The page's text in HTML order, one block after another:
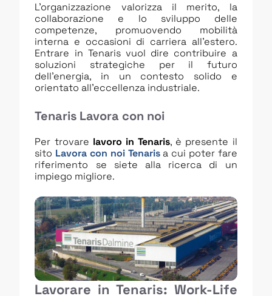
L’organizzazione valorizza il merito, la
collaborazione e lo sviluppo delle
competenze, promuovendo mobilità
interna e occasioni di carriera all’estero.
Entrare in Tenaris vuol dire contribuire a
soluzioni strategiche per il futuro
dell’energia, in un contesto solido e
orientato all’eccellenza industriale.
Tenaris Lavora con noi
Per trovare lavoro in Tenaris, è presente il
sito Lavora con noi Tenarisa cui poter fare
riferimento se siete alla ricerca di un
impiego migliore.
Lavorare in Tenaris: Work-Life